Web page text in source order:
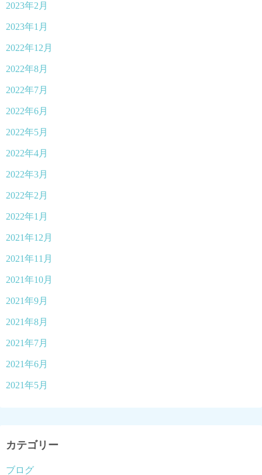
2023年2月
2023年1月
2022年12月
2022年8月
2022年7月
2022年6月
2022年5月
2022年4月
2022年3月
2022年2月
2022年1月
2021年12月
2021年11月
2021年10月
2021年9月
2021年8月
2021年7月
2021年6月
2021年5月
カテゴリー
ブログ